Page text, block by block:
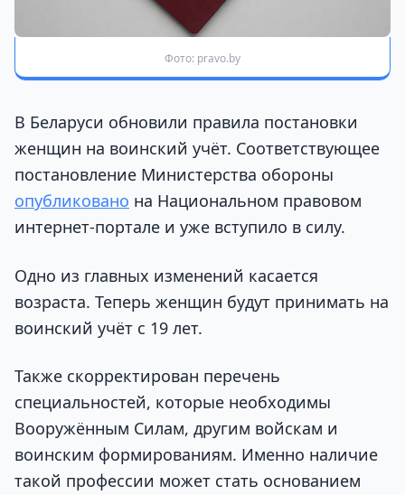
Фото: pravo.by
В Беларуси обновили правила постановки
женщин на воинский учёт. Соответствующее
постановление Министерства обороны
опубликовано на Национальном правовом
интернет-портале и уже вступило в силу.
Одно из главных изменений касается
возраста. Теперь женщин будут принимать на
воинский учёт с 19 лет.
Также скорректирован перечень
специальностей, которые необходимы
Вооружённым Силам, другим войскам и
воинским формированиям. Именно наличие
такой профессии может стать основанием